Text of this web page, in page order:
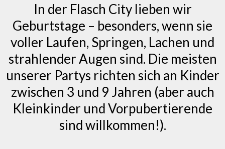
In der Flasch City lieben wir
Geburtstage – besonders, wenn sie
voller Laufen, Springen, Lachen und
strahlender Augen sind. Die meisten
unserer Partys richten sich an Kinder
zwischen 3 und 9 Jahren (aber auch
Kleinkinder und Vorpubertierende
sind willkommen!).